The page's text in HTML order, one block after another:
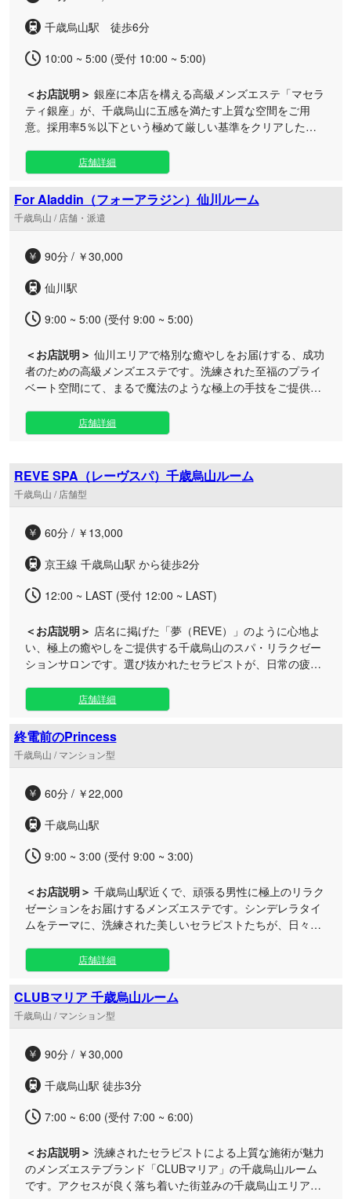
千歳烏山駅 徒歩6分
10:00 ~ 5:00 (受付 10:00 ~ 5:00)
＜お店説明＞ 銀座に本店を構える高級メンズエステ「マセラ
ティ銀座」が、千歳烏山に五感を満たす上質な空間をご用
意。採用率5％以下という極めて厳しい基準をクリアした、
常の喧騒から離れた隠れ家ルームで、一般のサロンでは決し
て味わえない最上級の癒しと至福のひとときをお約束。心身
を深く解きほぐす洗練されたおもてなしは、本物を知る大人
のための特別なおもてなしです。東京の洗練されたクオリテ
ィをそのままに、千歳烏山エリアで贅沢なプライベートタイ
店舗詳細
For Aladdin（フォーアラジン）仙川ルーム
千歳烏山 / 店舗・派遣
90分 / ￥30,000
仙川駅
9:00 ~ 5:00 (受付 9:00 ~ 5:00)
＜お店説明＞ 仙川エリアで格別な癒やしをお届けする、成功
者のための高級メンズエステです。洗練された至福のプライ
ベート空間にて、まるで魔法のような極上の手技をご提供
着いた街並みが魅力の仙川で、都会の喧騒を忘れさせてくれ
る上質なひとときをご用意いたしました。選び抜かれたセラ
五感を心地よく刺激します。一度体感したら忘れられないほ
どの深い感動とリラクゼーションを、ぜひ心ゆくまでご堪能
ください。
店舗詳細
REVE SPA（レーヴスパ）千歳烏山ルーム
千歳烏山 / 店舗型
60分 / ￥13,000
京王線 千歳烏山駅 から徒歩2分
12:00 ~ LAST (受付 12:00 ~ LAST)
＜お店説明＞ 店名に掲げた「夢（REVE）」のように心地よ
い、極上の癒やしをご提供する千歳烏山のスパ・リラクゼー
ションサロンです。選び抜かれたセラピストが、日常の疲れ
王線沿線でのお仕事帰りや休日にも立ち寄りやすいプライベ
ートなルームは、喧騒を忘れさせてくれる穏やかな空間。細
やかなおもてなしと丁寧なアプローチにより、心身の緊張を
ゆっくりと解きほぐします。あなただけの特別な隠れ家で、
五感が満たされる至福のトリートメントをご堪能ください。
店舗詳細
終電前のPrincess
千歳烏山 / マンション型
60分 / ￥22,000
千歳烏山駅
9:00 ~ 3:00 (受付 9:00 ~ 3:00)
＜お店説明＞ 千歳烏山駅近くで、頑張る男性に極上のリラク
ゼーションをお届けするメンズエステです。シンデレラタイ
ムをテーマに、洗練された美しいセラピストたちが、日々の
にふらっと立ち寄りやすい好立地で、終電前の限られた時間
でも最高のリフレッシュをご体感いただけます。こだわり抜
いたディープリンパケアや仰向けでの丁寧な施術など、お客
様の身体と心に寄り添うおもてなしが魅力。まるで物語のプ
リンセスに囲まれているかのような贅沢なプライベート空間
時間をお楽しみください。
店舗詳細
CLUBマリア 千歳烏山ルーム
千歳烏山 / マンション型
90分 / ￥30,000
千歳烏山駅 徒歩3分
7:00 ~ 6:00 (受付 7:00 ~ 6:00)
＜お店説明＞ 洗練されたセラピストによる上質な施術が魅力
のメンズエステブランド「CLUBマリア」の千歳烏山ルーム
です。アクセスが良く落ち着いた街並みの千歳烏山エリア